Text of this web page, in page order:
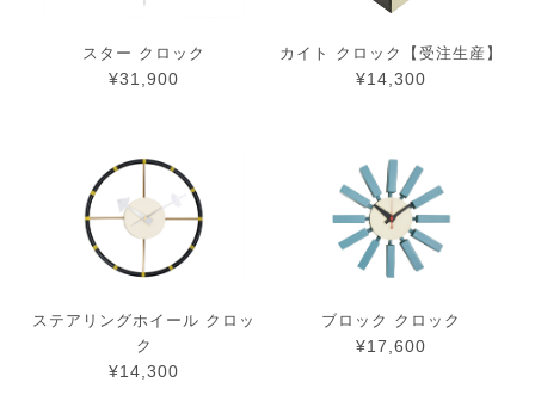
スター クロック
¥31,900
カイト クロック【受注生産】
¥14,300
ステアリングホイール クロッ
ク
¥14,300
ブロック クロック
¥17,600